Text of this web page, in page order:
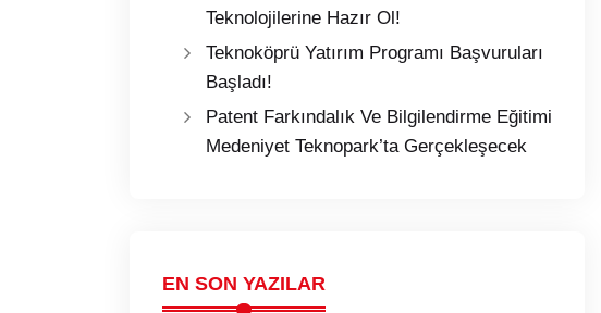
Teknolojilerine Hazır Ol!
Teknoköprü Yatırım Programı Başvuruları
Başladı!
Patent Farkındalık Ve Bilgilendirme Eğitimi
Medeniyet Teknopark’ta Gerçekleşecek
EN SON YAZILAR